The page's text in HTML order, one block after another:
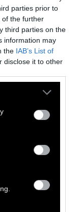
parties prior to
of the further
third parties on the
information may
the IAB’s List of
disclose it to other